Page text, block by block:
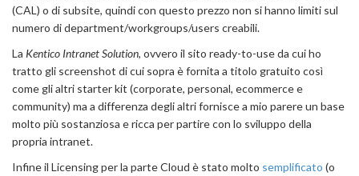
(CAL) o di subsite, quindi con questo prezzo non si hanno limiti sul
numero di department/workgroups/users creabili.
La Kentico Intranet Solution, ovvero il sito ready-to-use da cui ho
tratto gli screenshot di cui sopra è fornita a titolo gratuito così
come gli altri starter kit (corporate, personal, ecommerce e
community) ma a differenza degli altri fornisce a mio parere un base
molto più sostanziosa e ricca per partire con lo sviluppo della
propria intranet.
Infine il Licensing per la parte Cloud è stato molto semplificato (o